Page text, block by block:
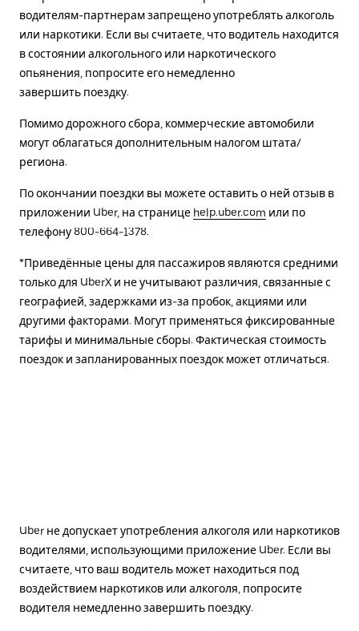
водителям-партнерам запрещено употреблять алкоголь
или наркотики. Если вы считаете, что водитель находится
в состоянии алкогольного или наркотического
опьянения, попросите его немедленно
завершить поездку.
Помимо дорожного сбора, коммерческие автомобили
могут облагаться дополнительным налогом штата/
региона.
По окончании поездки вы можете оставить о ней отзыв в
приложении Uber, на странице help.uber.com или по
телефону 800-664-1378.
*Приведённые цены для пассажиров являются средними
только для UberX и не учитывают различия, связанные с
географией, задержками из-за пробок, акциями или
другими факторами. Могут применяться фиксированные
тарифы и минимальные сборы. Фактическая стоимость
поездок и запланированных поездок может отличаться.
Uber не допускает употребления алкоголя или наркотиков
водителями, использующими приложение Uber. Если вы
считаете, что ваш водитель может находиться под
воздействием наркотиков или алкоголя, попросите
водителя немедленно завершить поездку.